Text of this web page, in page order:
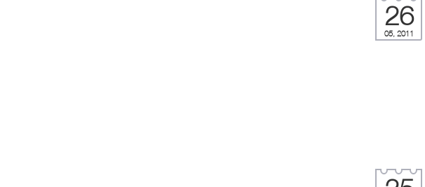
26
05, 2011